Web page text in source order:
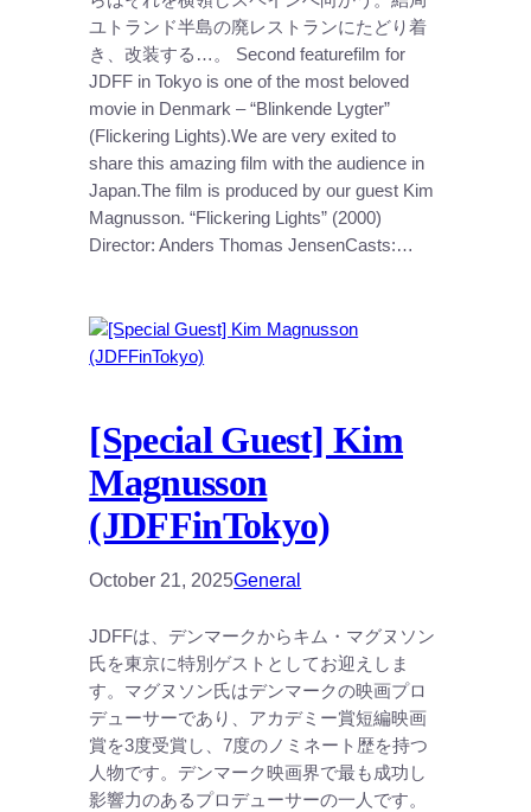
ユトランド半島の廃レストランにたどり着
き、改装する…。 Second featurefilm for
JDFF in Tokyo is one of the most beloved
movie in Denmark – “Blinkende Lygter”
(Flickering Lights).We are very exited to
share this amazing film with the audience in
Japan.The film is produced by our guest Kim
Magnusson. “Flickering Lights” (2000)
Director: Anders Thomas JensenCasts:…
[Special Guest] Kim
Magnusson
(JDFFinTokyo)
October 21, 2025General
JDFFは、デンマークからキム・マグヌソン
氏を東京に特別ゲストとしてお迎えしま
す。マグヌソン氏はデンマークの映画プロ
デューサーであり、アカデミー賞短編映画
賞を3度受賞し、7度のノミネート歴を持つ
人物です。デンマーク映画界で最も成功し
影響力のあるプロデューサーの一人です。